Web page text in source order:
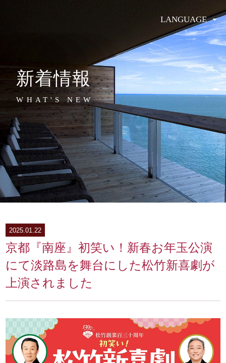
LANGUAGE
新着情報
WHAT'S NEW
2025.01.22
京都『南座』初笑い！新春お年玉公演
にて淡路島を舞台にした松竹新喜劇が
上演されました